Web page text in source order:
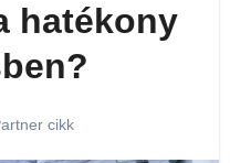
hatékony
cikk